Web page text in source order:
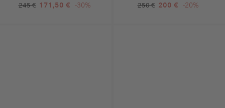
245 € 171,50 € -30% 250 € 200 € -20%